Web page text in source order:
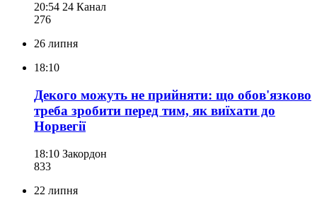
20:54 24 Канал
276
26 липня
18:10
Декого можуть не прийняти: що обов'язково
треба зробити перед тим, як виїхати до
Норвегії
18:10 Закордон
833
22 липня